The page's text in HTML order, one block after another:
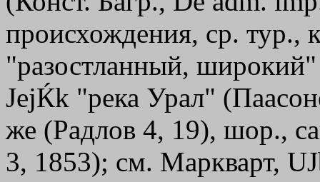
происхождения, ср. тур.,
"разостланный,
JejЌk "река Урал"
же (Радлов 4, 19), шор.,
3, 1853); см. Маркварт,